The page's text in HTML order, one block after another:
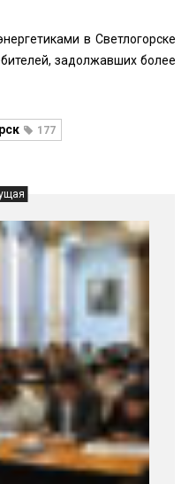
в Светлогорске
задолжавших более
177